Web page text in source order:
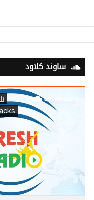
ساوند كلاود